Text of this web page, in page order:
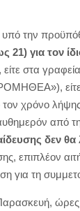
την
για τον
είτε στα
τον χρόνο
αυθημερόν
δεν
για τη